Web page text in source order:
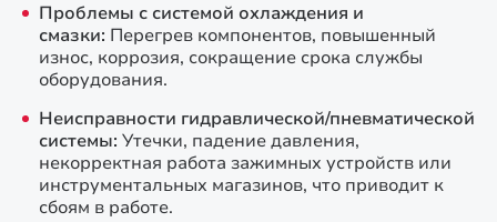
Проблемы с системой охлаждения и
смазки: Перегрев компонентов, повышенный
износ, коррозия, сокращение срока службы
оборудования.
Неисправности гидравлической/пневматической
системы: Утечки, падение давления,
некорректная работа зажимных устройств или
инструментальных магазинов, что приводит к
сбоям в работе.